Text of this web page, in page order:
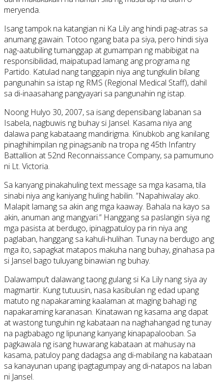
meryenda.
Isang tampok na katangian ni Ka Lily ang hindi pag-atras sa
anumang gawain. Totoo ngang bata pa siya, pero hindi siya
nag-aatubiling tumanggap at gumampan ng mabibigat na
responsibilidad, maipatupad lamang ang programa ng
Partido. Katulad nang tanggapin niya ang tungkulin bilang
pangunahin sa istap ng RMS (Regional Medical Staff), dahil
sa di-inaasahang pangyayari sa pangunahin ng istap.
Noong Hulyo 30, 2007, sa isang depensibang labanan sa
Isabela, nagbuwis ng buhay si Jansel. Kasama niya ang
dalawa pang kabataang mandirigma. Kinubkob ang kanilang
pinaghihimpilan ng pinagsanib na tropa ng 45th Infantry
Battallion at 52nd Reconnaissance Company, sa pamumuno
ni Lt. Victoria.
Sa kanyang pinakahuling text message sa mga kasama, tila
sinabi niya ang kaniyang huling habilin. ”Napahiwalay ako.
Malapit lamang sa akin ang mga kaaway. Bahala na kayo sa
akin, anuman ang mangyari.” Hanggang sa paslangin siya ng
mga pasista at berdugo, ipinagpatuloy pa rin niya ang
paglaban, hanggang sa kahuli-hulihan. Tunay na berdugo ang
mga ito, sapagkat matapos makuha nang buhay, ginahasa pa
si Jansel bago tuluyang binawian ng buhay.
Dalawampu’t dalawang taong gulang si Ka Lily nang siya ay
magmartir. Kung tutuusin, nasa kasibulan ng edad upang
matuto ng napakaraming kaalaman at maging bahagi ng
napakaraming karanasan. Kinatawan ng kasama ang dapat
at wastong tunguhin ng kabataan na naghahangad ng tunay
na pagbabago ng lipunang kanyang kinapapalooban. Sa
pagkawala ng isang huwarang kabataan at mahusay na
kasama, patuloy pang dadagsa ang di-mabilang na kabataan
sa kanayunan upang ipagtagumpay ang di-natapos na laban
ni Jansel.